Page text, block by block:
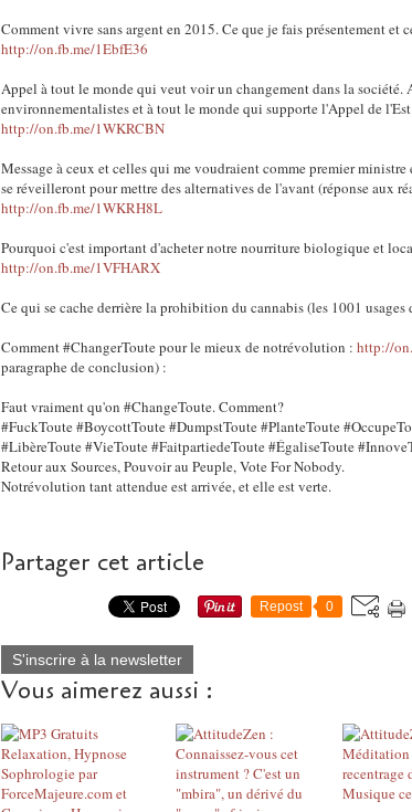
Comment vivre sans argent en 2015. Ce que je fais présentement et
http://on.fb.me/1EbfE36
Appel à tout le monde qui veut voir un changement dans la société.
environnementalistes et à tout le monde qui supporte l'Appel de
http://on.fb.me/1WKRCBN
Message à ceux et celles qui me voudraient comme premier
se réveilleront pour mettre des alternatives de l'avant (réponse aux
http://on.fb.me/1WKRH8L
Pourquoi c'est important d'acheter notre nourriture biologique et
http://on.fb.me/1VFHARX
Ce qui se cache derrière la prohibition du cannabis (les 1001 usages
Comment #‎ChangerToute pour le mieux de notrévolution : http://
paragraphe de conclusion) :
Faut vraiment qu'on #‎ChangeToute. Comment?
#‎FuckToute #‎BoycottToute #‎DumpstToute #‎PlanteToute
#‎LibèreToute #‎VieToute #‎FaitpartiedeToute #‎ÉgaliseToute
Retour aux Sources, Pouvoir au Peuple, Vote For Nobody.
Notrévolution tant attendue est arrivée, et elle est verte.
Partager cet article
Repost 0
S'inscrire à la newsletter
Vous aimerez aussi :